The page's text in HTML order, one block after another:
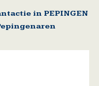
in PEPINGEN